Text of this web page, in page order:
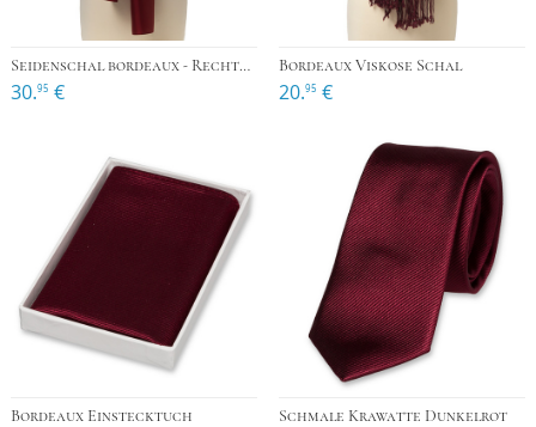
Seidenschal bordeaux - Rechteckig
30.95 €
Bordeaux Viskose Schal
20.95 €
Bordeaux Einstecktuch Schmale Krawatte Dunkelrot